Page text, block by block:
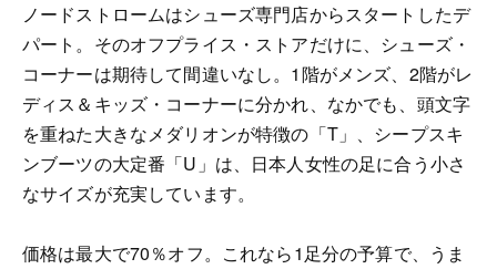
ノードストロームはシューズ専門店からスタートしたデ
パート。そのオフプライス・ストアだけに、シューズ・
コーナーは期待して間違いなし。1階がメンズ、2階がレ
ディス＆キッズ・コーナーに分かれ、なかでも、頭文字
を重ねた大きなメダリオンが特徴の「T」、シープスキ
ンブーツの大定番「U」は、日本人女性の足に合う小さ
なサイズが充実しています。
価格は最大で70％オフ。これなら1足分の予算で、うま